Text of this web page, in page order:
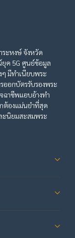
ระหงษ์ จังหวัด
ค 5G ศูนย์ข้อมูล
มีทำเนียบพระ
ออกบัตรรับรองพระ
ฉาชีพแอบอ้างทำ
ต้องแม่นยำที่สุด
ะนิยมสะสมพระ